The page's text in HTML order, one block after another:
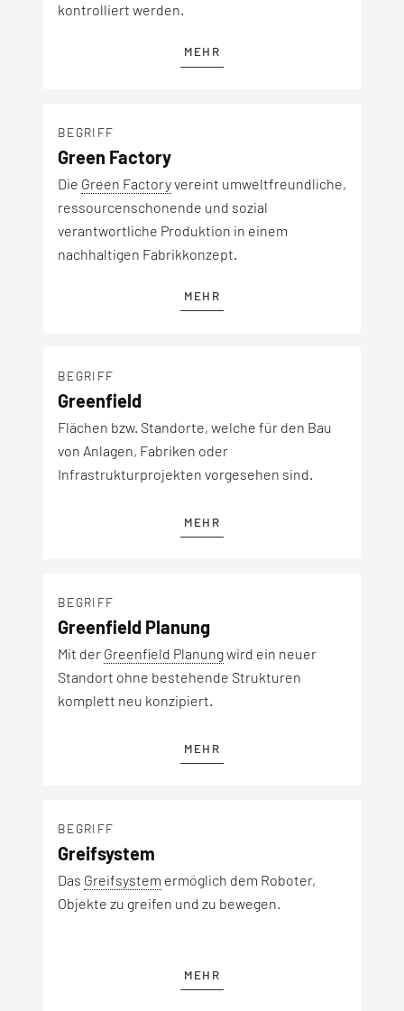
kontrolliert werden.
MEHR
BEGRIFF
Green Factory
Die Green Factoryvereint umweltfreundliche,
ressourcenschonende und sozial
verantwortliche Produktion in einem
nachhaltigen Fabrikkonzept.
MEHR
BEGRIFF
Greenfield
Flächen bzw. Standorte, welche für den Bau
von Anlagen, Fabriken oder
Infrastrukturprojekten vorgesehen sind.
MEHR
BEGRIFF
Greenfield Planung
Mit der Greenfield Planungwird ein neuer
Standort ohne bestehende Strukturen
komplett neu konzipiert.
MEHR
BEGRIFF
Greifsystem
Das Greifsystem ermöglich dem Roboter,
Objekte zu greifen und zu bewegen.
MEHR